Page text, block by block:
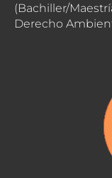
(Bachiller/
Derecho